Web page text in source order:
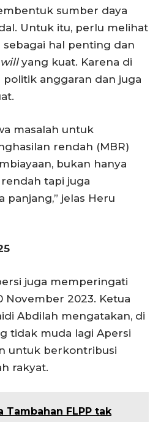
sumber daya
Untuk itu, perlu melihat
hal penting dan
yang kuat. Karena di
politik anggaran dan juga
masalah untuk
rendah (MBR)
bukan hanya
tapi juga
panjang,” jelas Heru
juga memperingati
November 2023. Ketua
Abdilah mengatakan, di
tidak muda lagi Apersi
untuk berkontribusi
rakyat.
Tambahan FLPP tak